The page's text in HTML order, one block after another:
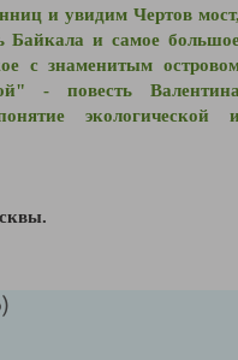
и увидим Чертов
Байкала и самое
с знаменитым
- повесть
экологической